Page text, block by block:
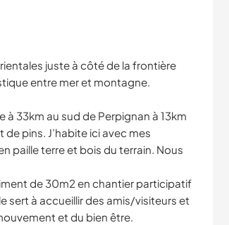
juste à côté de la frontière
entre mer et montagne.
33km au sud de Perpignan à 13km
pins. J’habite ici avec mes
paille terre et bois du terrain. Nous
de 30m2 en chantier participatif
sert à accueillir des amis/visiteurs et
et du bien être.